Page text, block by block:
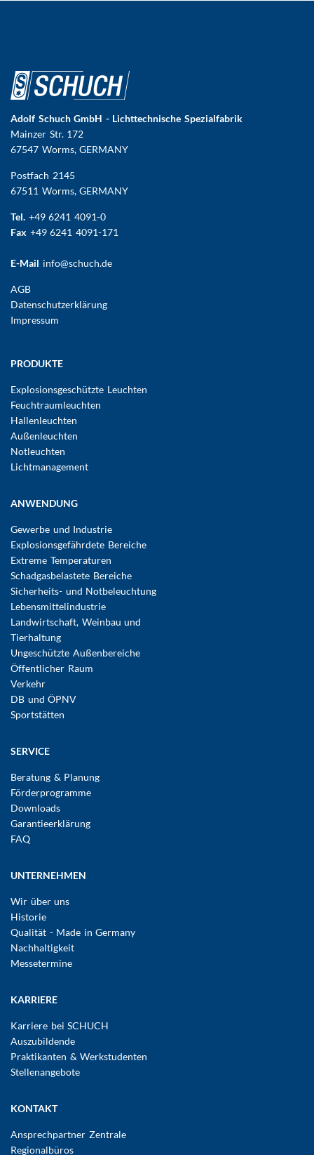
Adolf Schuch GmbH - Lichttechnische Spezialfabrik
Mainzer Str. 172
67547 Worms, GERMANY
Postfach 2145
67511 Worms, GERMANY
Tel. +49 6241 4091-0
Fax +49 6241 4091-171
E-Mail info@schuch.de
FUSSBEREICHSMENÜ
AGB
Datenschutzerklärung
Impressum
Hauptnavigation
PRODUKTE
Explosionsgeschützte Leuchten
Feuchtraumleuchten
Hallenleuchten
Außenleuchten
Notleuchten
Lichtmanagement
ANWENDUNG
Gewerbe und Industrie
Explosionsgefährdete Bereiche
Extreme Temperaturen
Schadgasbelastete Bereiche
Sicherheits- und Notbeleuchtung
Lebensmittelindustrie
Landwirtschaft, Weinbau und
Tierhaltung
Ungeschützte Außenbereiche
Öffentlicher Raum
Verkehr
DB und ÖPNV
Sportstätten
SERVICE
Beratung & Planung
Förderprogramme
Downloads
Garantieerklärung
FAQ
UNTERNEHMEN
Wir über uns
Historie
Qualität - Made in Germany
Nachhaltigkeit
Messetermine
KARRIERE
Karriere bei SCHUCH
Auszubildende
Praktikanten & Werkstudenten
Stellenangebote
KONTAKT
Ansprechpartner Zentrale
Regionalbüros